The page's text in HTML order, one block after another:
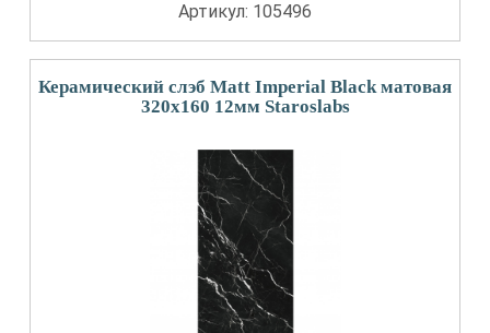
Артикул: 105496
Керамический слэб Matt Imperial Black матовая
320x160 12мм Staroslabs